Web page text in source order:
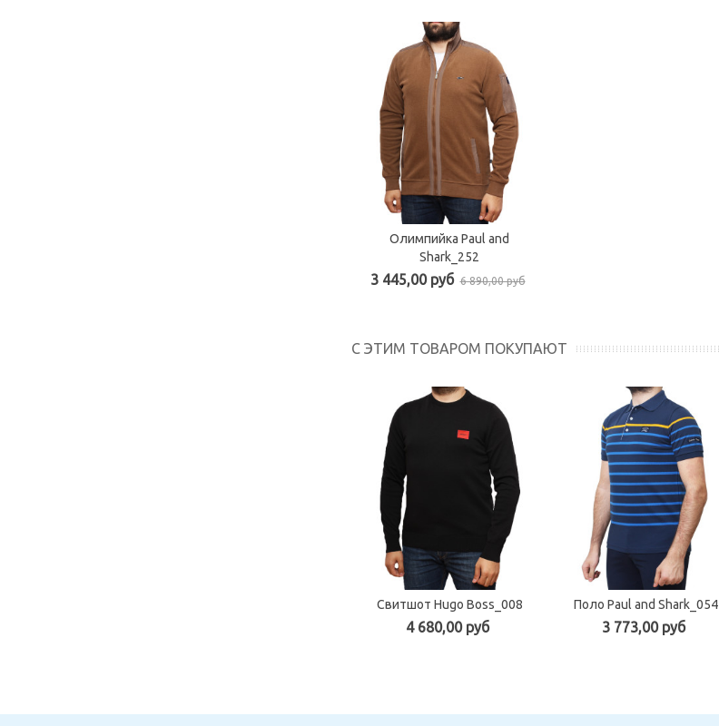
Олимпийка Paul and
Shark_252
3 445,00 руб 6 890,00 руб
С ЭТИМ ТОВАРОМ ПОКУПАЮТ
Свитшот Hugo Boss_008
4 680,00 руб
Поло Paul and Shark_054
3 773,00 руб